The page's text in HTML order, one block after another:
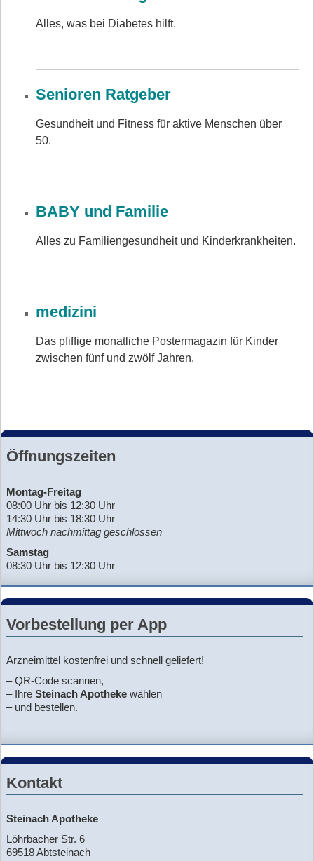
Alles, was bei Diabetes hilft.
Senioren Ratgeber
Gesundheit und Fitness für aktive Menschen über
50.
BABY und Familie
Alles zu Familiengesundheit und Kinderkrankheiten.
medizini
Das pfiffige monatliche Postermagazin für Kinder
zwischen fünf und zwölf Jahren.
Öffnungszeiten
Montag-Freitag
08:00 Uhr bis 12:30 Uhr
14:30 Uhr bis 18:30 Uhr
Mittwoch nachmittag geschlossen
Samstag
08:30 Uhr bis 12:30 Uhr
Vorbestellung per App
Arzneimittel kostenfrei und schnell geliefert!
– QR-Code scannen,
– Ihre Steinach Apotheke wählen
– und bestellen.
Kontakt
Steinach Apotheke
Löhrbacher Str. 6
69518 Abtsteinach